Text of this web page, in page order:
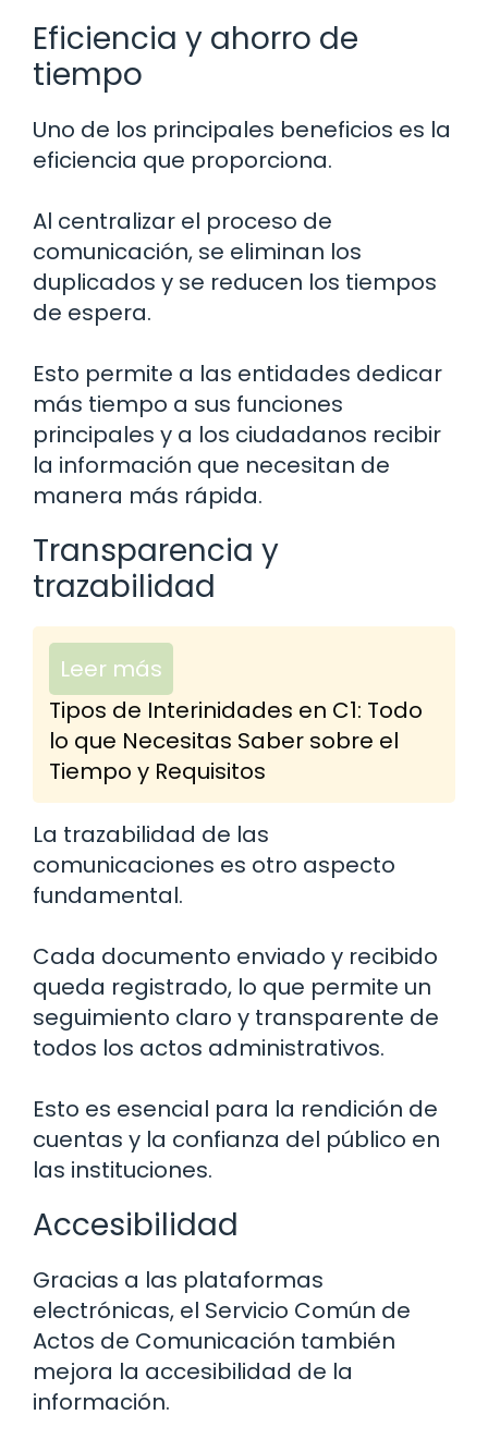
Eficiencia y ahorro de
tiempo
Uno de los principales beneficios es la
eficiencia que proporciona.
Al centralizar el proceso de
comunicación, se eliminan los
duplicados y se reducen los tiempos
de espera.
Esto permite a las entidades dedicar
más tiempo a sus funciones
principales y a los ciudadanos recibir
la información que necesitan de
manera más rápida.
Transparencia y
trazabilidad
Leer más
Tipos de Interinidades en C1: Todo
lo que Necesitas Saber sobre el
Tiempo y Requisitos
La trazabilidad de las
comunicaciones es otro aspecto
fundamental.
Cada documento enviado y recibido
queda registrado, lo que permite un
seguimiento claro y transparente de
todos los actos administrativos.
Esto es esencial para la rendición de
cuentas y la confianza del público en
las instituciones.
Accesibilidad
Gracias a las plataformas
electrónicas, el Servicio Común de
Actos de Comunicación también
mejora la accesibilidad de la
información.